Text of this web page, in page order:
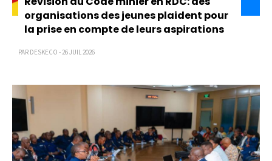
organisations des jeunes plaident pour
la prise en compte de leurs aspirations
PAR DESKECO - 26 JUIL 2026